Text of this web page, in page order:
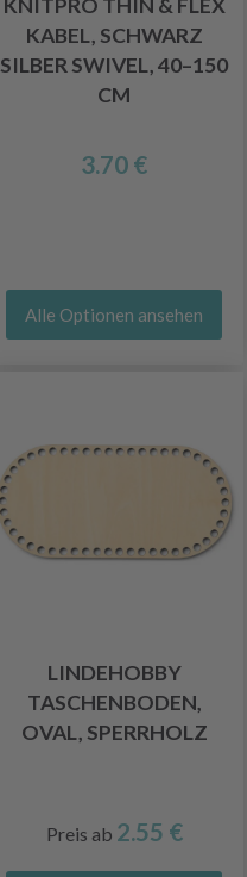
KNITPRO THIN & FLEX
KABEL, SCHWARZ
SILBER SWIVEL, 40–150
CM
3.70 €
Alle Optionen ansehen
LINDEHOBBY
TASCHENBODEN,
OVAL, SPERRHOLZ
Preis ab 2.55 €